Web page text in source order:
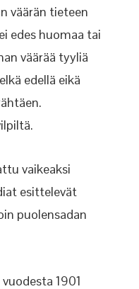
väärän tieteen
edes huomaa tai
väärää tyyliä
edellä eikä
vaikeaksi
esittelevät
puolensadan
1901